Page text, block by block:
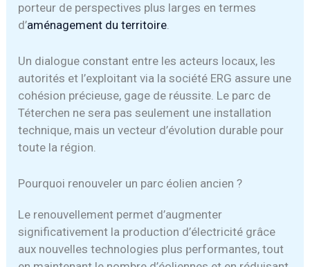
porteur de perspectives plus larges en termes
d’aménagement du territoire.
Un dialogue constant entre les acteurs locaux, les
autorités et l’exploitant via la société ERG assure une
cohésion précieuse, gage de réussite. Le parc de
Téterchen ne sera pas seulement une installation
technique, mais un vecteur d’évolution durable pour
toute la région.
Pourquoi renouveler un parc éolien ancien ?
Le renouvellement permet d’augmenter
significativement la production d’électricité grâce
aux nouvelles technologies plus performantes, tout